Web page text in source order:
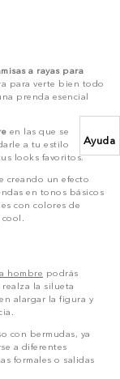
Ayuda
a rayas para
para verte bien todo
prenda esencial
en las que se
a tu estilo
looks favoritos.
creando un efecto
en tonos básicos
con colores de
hombre podrás
la silueta
alargar la figura y
con bermudas, ya
a diferentes
formales o salidas